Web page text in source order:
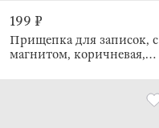
199 ₽
Прищепка для записок, с
магнитом, коричневая,